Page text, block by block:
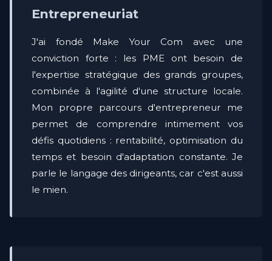
Entrepreneuriat
J'ai fondé Make Your Com avec une
conviction forte : les PME ont besoin de
l'expertise stratégique des grands groupes,
combinée à l'agilité d'une structure locale.
Mon propre parcours d'entrepreneur me
permet de comprendre intimement vos
défis quotidiens : rentabilité, optimisation du
temps et besoin d'adaptation constante. Je
parle le langage des dirigeants, car c'est aussi
le mien.